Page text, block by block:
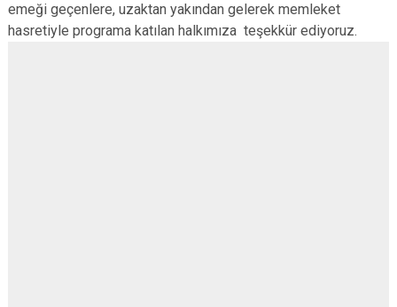
emeği geçenlere, uzaktan yakından gelerek memleket
hasretiyle programa katılan halkımıza teşekkür ediyoruz.